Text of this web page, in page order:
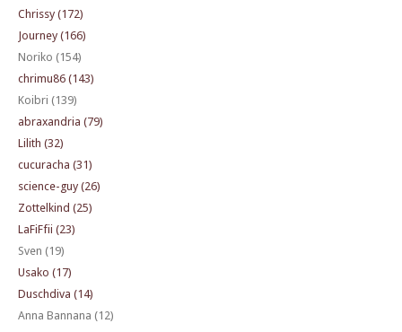
Chrissy (172)
Journey (166)
Noriko (154)
chrimu86 (143)
Koibri (139)
abraxandria (79)
Lilith (32)
cucuracha (31)
science-guy (26)
Zottelkind (25)
LaFiFfii (23)
Sven (19)
Usako (17)
Duschdiva (14)
Anna Bannana (12)